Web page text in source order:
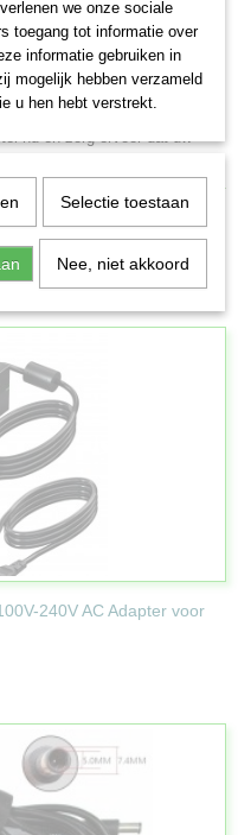
must-have voor uw Dell
de krachtige prestaties en
nu en zorg ervoor dat uw
Save
240V AC Adapter voor
we onze sociale
toegang tot informatie over
informatie gebruiken in
mogelijk hebben verzameld
u hen hebt verstrekt.
Selectie toestaan
Nee, niet akkoord